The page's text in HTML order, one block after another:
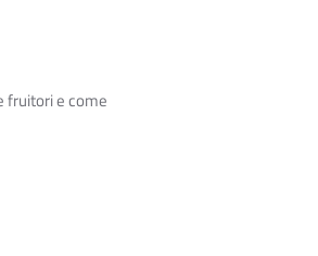
fruitori e come